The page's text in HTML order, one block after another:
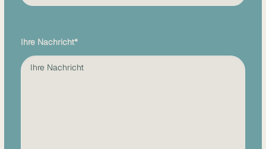
Ihre Nachricht*